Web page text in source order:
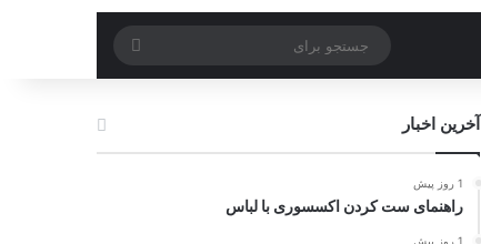
برای
آخرین اخبار
1 روز پیش
راهنمای ست کردن اکسسوری با لباس
1 روز پیش